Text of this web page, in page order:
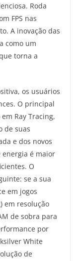
Roda
FPS nas
A inovação das
como um
torna a
os usuários
O principal
Ray Tracing,
de suas
e dos novos
energia é maior
O
se a sua
em jogos
em resolução
de sobra para
por
White
de